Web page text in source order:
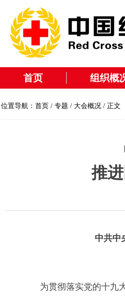
首页 组织概
位置导航： 首页 / 专题 / 大会概况 / 正文
推
中共中
为贯彻落实党的十九